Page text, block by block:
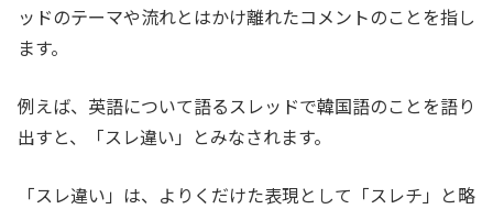
ッドのテーマや流れとはかけ離れたコメントのことを指し
ます。
例えば、英語について語るスレッドで韓国語のことを語り
出すと、「スレ違い」とみなされます。
「スレ違い」は、よりくだけた表現として「スレチ」と略